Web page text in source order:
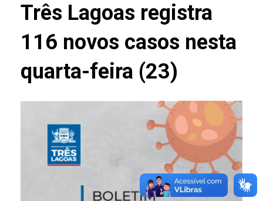
Três Lagoas registra
116 novos casos nesta
quarta-feira (23)